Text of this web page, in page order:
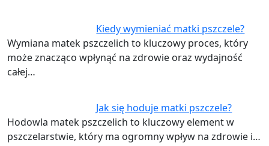
Kiedy wymieniać matki pszczele?
Wymiana matek pszczelich to kluczowy proces, który
może znacząco wpłynąć na zdrowie oraz wydajność
całej…
Jak się hoduje matki pszczele?
Hodowla matek pszczelich to kluczowy element w
pszczelarstwie, który ma ogromny wpływ na zdrowie i…